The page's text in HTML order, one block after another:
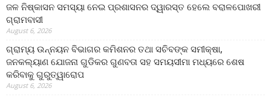
ଜଳ ନିଷ୍କାସନ ସମସ୍ୟା ନେଇ ପ୍ରଶାସନର ଦ୍ୱାରସ୍ତ ହେଲେ ବରାଳପୋଖରୀ
ଗ୍ରାମବାସୀ
August 6, 2026
ଗ୍ରାମ୍ୟ ଉନ୍ନୟନ ବିଭାଗର କମିଶନର ତଥା ସଚିବଙ୍କ ସମୀକ୍ଷା,
ଜନକଲ୍ୟାଣ ଯୋଜନା ଗୁଡିକର ଗୁଣବତା ସହ ସମୟସୀମା ମଧ୍ୟରେ ଶେଷ
କରିବାକୁ ଗୁରୁତ୍ୱାରୋପ
August 6, 2026